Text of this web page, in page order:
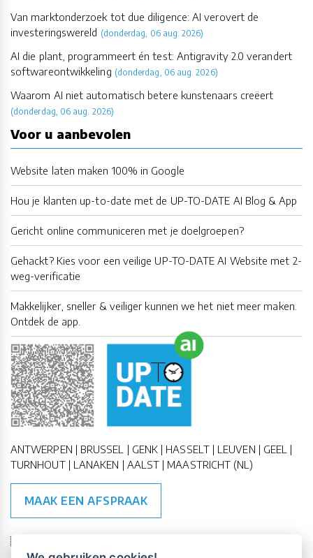
Van marktonderzoek tot due diligence: AI verovert de
investeringswereld (donderdag, 06 aug. 2026)
AI die plant, programmeert én test: Antigravity 2.0 verandert
softwareontwikkeling (donderdag, 06 aug. 2026)
Waarom AI niet automatisch betere kunstenaars creëert
(donderdag, 06 aug. 2026)
Voor u aanbevolen
Website laten maken 100% in Google
Hou je klanten up-to-date met de UP-TO-DATE AI Blog & App
Gericht online communiceren met je doelgroepen?
Gehackt? Kies voor een veilige UP-TO-DATE AI Website met 2-
weg-verificatie
Makkelijker, sneller & veiliger kunnen we het niet meer maken.
Ontdek de app.
ANTWERPEN | BRUSSEL | GENK | HASSELT | LEUVEN | GEEL |
TURNHOUT | LANAKEN | AALST | MAASTRICHT (NL)
MAAK EEN AFSPRAAK
🇪🇺 🇧🇪